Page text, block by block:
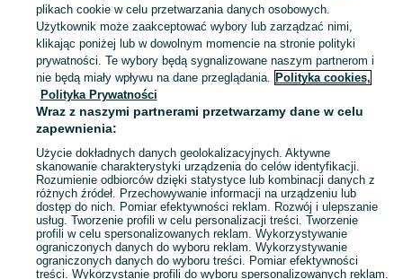
Skorzystaj z największego serwisu ogłoszeniowego - Podgórze i okolice! Kupuj to, czego pragniesz i sprzedawaj to, czego już nie potrzebujesz! Zobacz
Mapa kategorii
Mapa miejscowości
Mapa ministron
Popularne wyszukiwania
plikach cookie w celu przetwarzania danych osobowych.
Użytkownik może zaakceptować wybory lub zarządzać nimi,
klikając poniżej lub w dowolnym momencie na stronie polityki
prywatności. Te wybory będą sygnalizowane naszym partnerom i
nie będą miały wpływu na dane przeglądania. Polityka cookies,
Polityka Prywatności
Wraz z naszymi partnerami przetwarzamy dane w celu
zapewnienia:
Użycie dokładnych danych geolokalizacyjnych. Aktywne
skanowanie charakterystyki urządzenia do celów identyfikacji.
Rozumienie odbiorców dzięki statystyce lub kombinacji danych z
różnych źródeł. Przechowywanie informacji na urządzeniu lub
dostęp do nich. Pomiar efektywności reklam. Rozwój i ulepszanie
usług. Tworzenie profili w celu personalizacji treści. Tworzenie
profili w celu spersonalizowanych reklam. Wykorzystywanie
ograniczonych danych do wyboru reklam. Wykorzystywanie
ograniczonych danych do wyboru treści. Pomiar efektywności
treści. Wykorzystanie profili do wyboru spersonalizowanych reklam.